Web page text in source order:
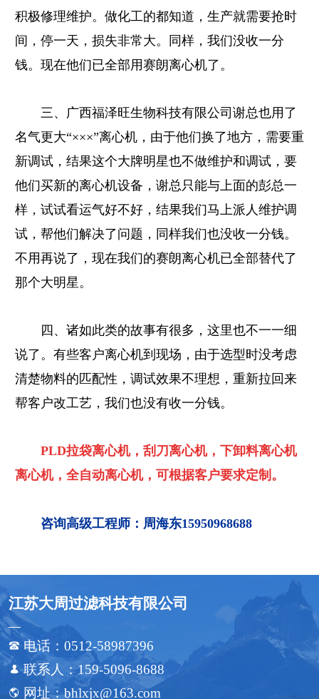
积极修理维护。做化工的都知道，生产就需要抢时
间，停一天，损失非常大。同样，我们没收一分
钱。现在他们已全部用赛朗离心机了。
三、广西福泽旺生物科技有限公司谢总也用了
名气更大“×××”离心机，由于他们换了地方，需要重
新调试，结果这个大牌明星也不做维护和调试，要
他们买新的离心机设备，谢总只能与上面的彭总一
样，试试看运气好不好，结果我们马上派人维护调
试，帮他们解决了问题，同样我们也没收一分钱。
不用再说了，现在我们的赛朗离心机已全部替代了
那个大明星。
四、诸如此类的故事有很多，这里也不一一细
说了。有些客户离心机到现场，由于选型时没考虑
清楚物料的匹配性，调试效果不理想，重新拉回来
帮客户改工艺，我们也没有收一分钱。
PLD拉袋离心机，刮刀离心机，下卸料离心机
离心机，全自动离心机，可根据客户要求定制。
咨询高级工程师：周海东15950968688
江苏大周过滤科技有限公司
 电话：0512-58987396
 联系人：159-5096-8688
 网址：bhlxjx@163.com